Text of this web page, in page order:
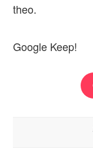
theo.
Google Keep!